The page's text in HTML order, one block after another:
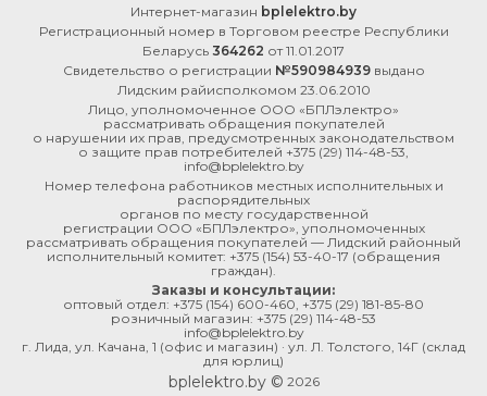
Интернет-магазин bplelektro.by
Регистрационный номер в Торговом реестре Республики
Беларусь 364262 от 11.01.2017
Свидетельство о регистрации №590984939выдано
Лидским райисполкомом 23.06.2010
Лицо, уполномоченное ООО «БПЛэлектро»
рассматривать обращения покупателей
о нарушении их прав, предусмотренных законодательством
о защите прав потребителей +375 (29) 114-48-53
info@bplelektro.by
Номер телефона работников местных исполнительных и
распорядительных
органов по месту государственной
регистрации ООО «БПЛэлектро», уполномоченных
рассматривать обращения покупателей — Лидский районный
исполнительный комитет: +375 (154) 53-40-17 (обращения
граждан).
Заказы и консультации:
оптовый отдел: +375 (154) 600-460 +375 (29) 181-85-80
розничный магазин: +375 (29) 114-48-53
info@bplelektro.by
г. Лида, ул. Качана, 1 (офис и магазин) · ул. Л. Толстого, 14Г (склад
для юрлиц)
bplelektro.by © 2026